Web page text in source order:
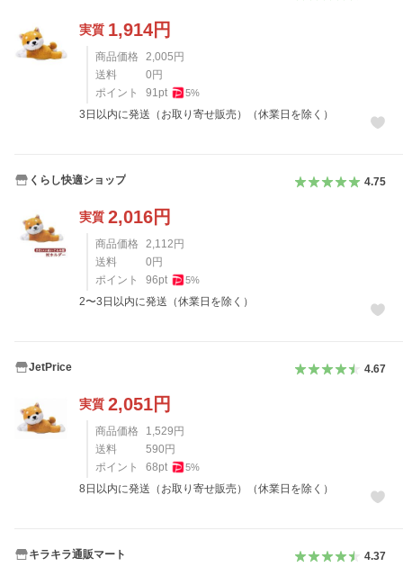
実質 1,914円
商品価格 2,005 円
送料
0 円
ポイント
91pt 5%
3日以内に発送（お取り寄せ販売）（休業日を除く）
くらし快適ショップ 4.75
実質 2,016円
商品価格 2,112 円
送料
0 円
ポイント
96pt 5%
2〜3日以内に発送（休業日を除く）
JetPrice 4.67
実質 2,051円
商品価格 1,529 円
送料
590 円
ポイント
68pt 5%
8日以内に発送（お取り寄せ販売）（休業日を除く）
キラキラ通販マート 4.37